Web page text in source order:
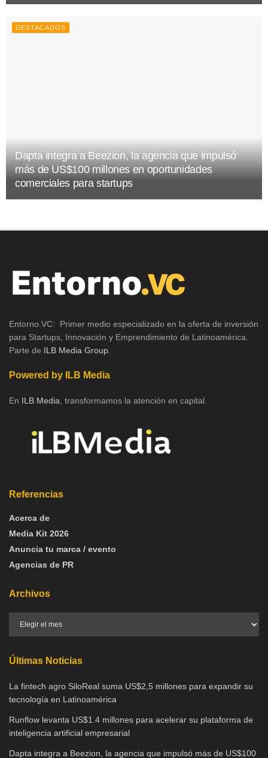
DESTACADOS
Dapta integra a Beezion, la agencia que impulsó
más de US$100 millones en oportunidades
comerciales para startups
Entorno.VC: Primer medio especializado en la oferta de inversión
para Startups, Innovación y Emprendimiento de Latinoamérica.
Parte de ILB Media Group.
Powered by ILB Media
En ILB Media, transformamos la atención en capital.
Referencias
Acerca de
Media Kit 2026
Anuncia tu marca / evento
Agencias de PR
Archivos
Últimas Noticias
La fintech agro SiloReal suma US$2,5 millones para expandir su
tecnología en Latinoamérica
Runflow levanta US$1.4 millones para acelerar su plataforma de
inteligencia artificial empresarial
Dapta integra a Beezion, la agencia que impulsó más de US$100